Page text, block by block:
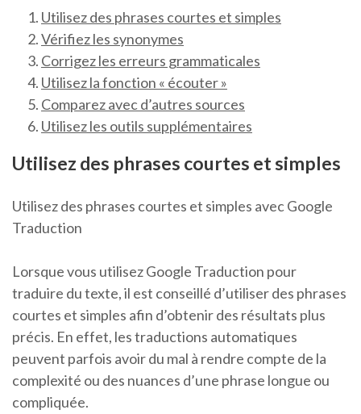
Utilisez des phrases courtes et simples
Vérifiez les synonymes
Corrigez les erreurs grammaticales
Utilisez la fonction « écouter »
Comparez avec d’autres sources
Utilisez les outils supplémentaires
Utilisez des phrases courtes et simples
Utilisez des phrases courtes et simples avec Google
Traduction
Lorsque vous utilisez Google Traduction pour
traduire du texte, il est conseillé d’utiliser des phrases
courtes et simples afin d’obtenir des résultats plus
précis. En effet, les traductions automatiques
peuvent parfois avoir du mal à rendre compte de la
complexité ou des nuances d’une phrase longue ou
compliquée.